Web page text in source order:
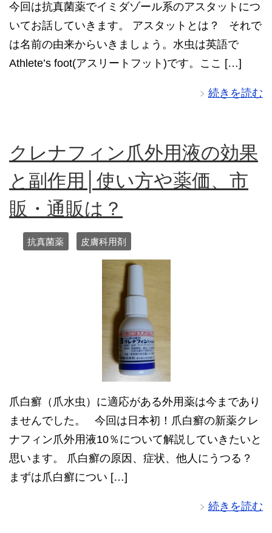
今回は抗真菌薬でイミダゾール系のアスタットにつ
いてお話していきます。 アスタットとは？ それで
は名前の由来からいきましょう。水虫は英語で
Athlete’s foot(アスリートフット)です。ここ […]
続きを読む
クレナフィン爪外用液の効果
と副作用│使い方や薬価、市
販・通販は？
抗真菌薬 皮膚科用剤
爪白癬（爪水虫）に適応がある外用薬は今まであり
ませんでした。 今回は日本初！爪白癬の新薬クレ
ナフィン爪外用液10％について解説していきたいと
思います。 爪白癬の原因、症状、他人にうつる？
まずは爪白癬につい […]
続きを読む